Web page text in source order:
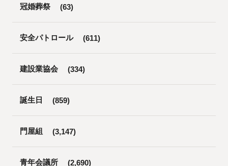
冠婚葬祭 (63)
安全パトロール (611)
建設業協会 (334)
誕生日 (859)
門屋組 (3,147)
青年会議所 (2,690)